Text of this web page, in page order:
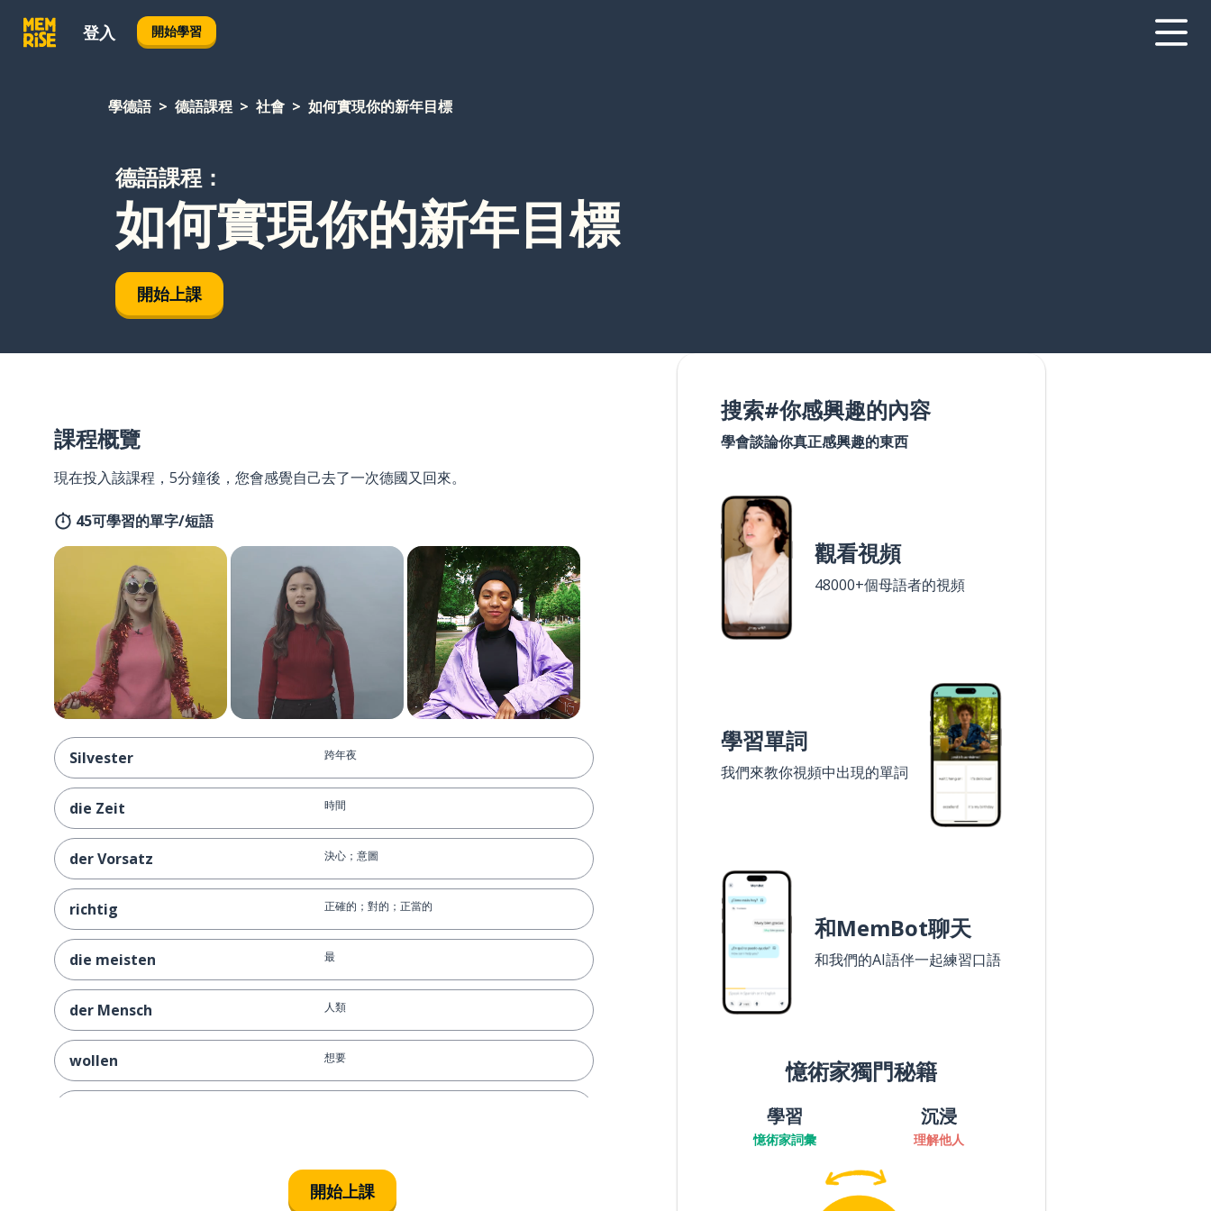
登入 開始學習
學德語 德語課程 社會 如何實現你的新年目標
德語課程：
如何實現你的新年目標
開始上課
課程概覽
現在投入該課程，5分鐘後，您會感覺自己去了一次德國又回來。
45可學習的單字/短語
Silvester 跨年夜
die Zeit 時間
der Vorsatz 決心；意圖
richtig 正確的；對的；正當的
die meisten 最
der Mensch 人類
wollen 想要
開始上課
搜索#你感興趣的內容
學會談論你真正感興趣的東西
觀看視頻
48000+個母語者的視頻
學習單詞
我們來教你視頻中出現的單詞
和MemBot聊天
和我們的AI語伴一起練習口語
憶術家獨門秘籍
學習
憶術家詞彙
沉浸
理解他人